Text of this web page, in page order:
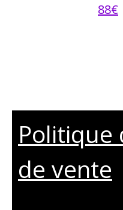
88€
Politique
de vente